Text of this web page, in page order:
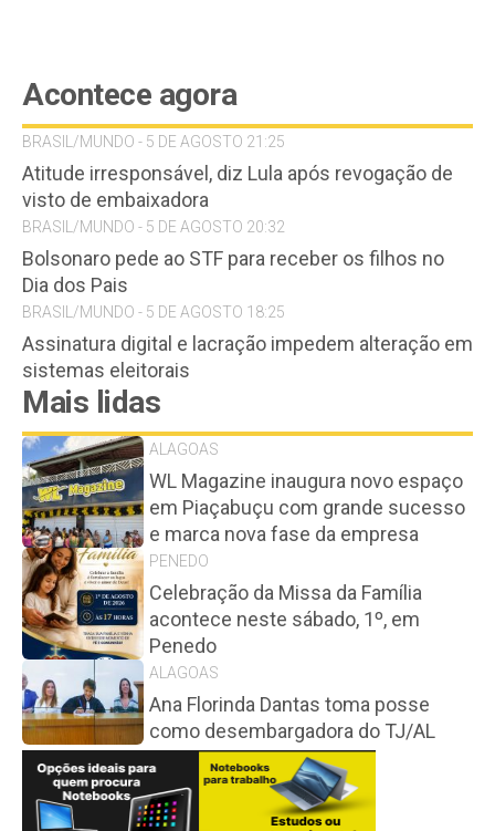
Acontece agora
BRASIL/MUNDO - 5 DE AGOSTO 21:25
Atitude irresponsável, diz Lula após revogação de
visto de embaixadora
BRASIL/MUNDO - 5 DE AGOSTO 20:32
Bolsonaro pede ao STF para receber os filhos no
Dia dos Pais
BRASIL/MUNDO - 5 DE AGOSTO 18:25
Assinatura digital e lacração impedem alteração em
sistemas eleitorais
Mais lidas
ALAGOAS
WL Magazine inaugura novo espaço
em Piaçabuçu com grande sucesso
e marca nova fase da empresa
PENEDO
Celebração da Missa da Família
acontece neste sábado, 1º, em
Penedo
ALAGOAS
Ana Florinda Dantas toma posse
como desembargadora do TJ/AL